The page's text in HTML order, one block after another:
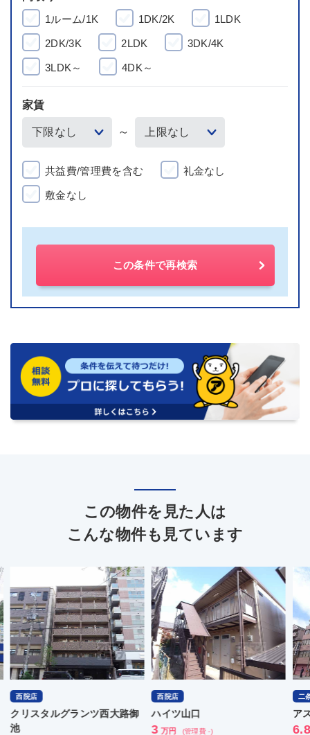
1ルーム/1K
1DK/2K 1LDK
2DK/3K 2LDK 3DK/4K
3LDK～ 4DK～
家賃
～
共益費/管理費を含む 礼金なし
敷金なし
この条件で再検索
この物件を見た人は
こんな物件も見ています
西院店
クリスタルグランツ西大路御
池
西院店
ハイツ山口
3 万円 (管理費 -)
二
ア